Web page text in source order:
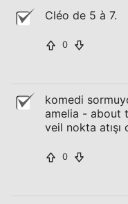
Cléo de 5 à 7.
0
komedi
amelia - about
veil nokta atışı
0